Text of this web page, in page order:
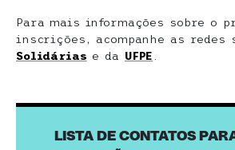
Para mais informações sobre o
inscrições, acompanhe as redes
Solidárias e da UFPE
LISTA DE CONTATOS